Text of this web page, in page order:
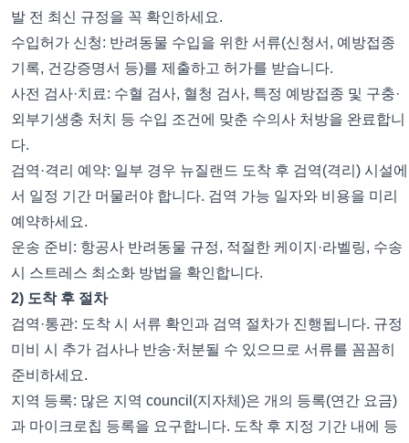
발 전 최신 규정을 꼭 확인하세요.
수입허가 신청: 반려동물 수입을 위한 서류(신청서, 예방접종
기록, 건강증명서 등)를 제출하고 허가를 받습니다.
사전 검사·치료: 수혈 검사, 혈청 검사, 특정 예방접종 및 구충·
외부기생충 처치 등 수입 조건에 맞춘 수의사 처방을 완료합니
다.
검역·격리 예약: 일부 경우 뉴질랜드 도착 후 검역(격리) 시설에
서 일정 기간 머물러야 합니다. 검역 가능 일자와 비용을 미리
예약하세요.
운송 준비: 항공사 반려동물 규정, 적절한 케이지·라벨링, 수송
시 스트레스 최소화 방법을 확인합니다.
2) 도착 후 절차
검역·통관: 도착 시 서류 확인과 검역 절차가 진행됩니다. 규정
미비 시 추가 검사나 반송·처분될 수 있으므로 서류를 꼼꼼히
준비하세요.
지역 등록: 많은 지역 council(지자체)은 개의 등록(연간 요금)
과 마이크로칩 등록을 요구합니다. 도착 후 지정 기간 내에 등